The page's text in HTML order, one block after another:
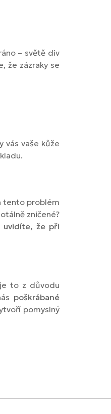
– světě div
že zázraky se
vás vaše kůže
tento problém
zničené?
uvidíte, že při
to z důvodu
poškrábané
pomyslný